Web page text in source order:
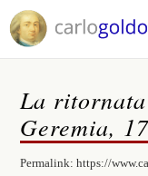
La
Geremia,
Permalink:https://